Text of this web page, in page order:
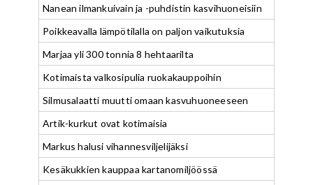
Nanean ilmankuivain ja -puhdistin kasvihuoneisiin
Poikkeavalla lämpötilalla on paljon vaikutuksia
Marjaa yli 300 tonnia 8 hehtaarilta
Kotimaista valkosipulia ruokakauppoihin
Silmusalaatti muutti omaan kasvuhuoneeseen
Artik-kurkut ovat kotimaisia
Markus halusi vihannesviljelijäksi
Kesäkukkien kauppaa kartanomiljöössä